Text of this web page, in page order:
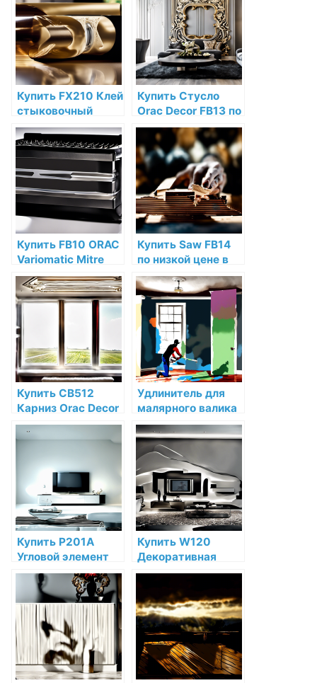
Купить FX210 Клей
стыковочный
ORAC-FIX "EXTRA"
80 мл Orac Decor
по низкой цене в
интернет-
магазине
Купить Стусло
Orac Decor FB13 по
низкой цене в
интернет-
магазине
Купить FB10 ORAC
Variomatic Mitre
box по низкой цене
в интернет-
магазине
Купить Saw FB14
по низкой цене в
интернет-
магазине
Купить CB512
Карниз Orac Decor
Дюрофом Orac
Decor по низкой
магазине
Удлинитель для
малярного валика
Sherwin Willaims
Деревянный 1,8 м
для красок
Sherwin-Williams
купить по низкой
цене в СПб
Купить P201A
Угловой элемент
Orac Decor
Полиуретан по
низкой цене в
интернет-
магазине
Купить W120
Декоративная
панель Orac Decor
Полиуретан по
низкой цене в
интернет-
магазине